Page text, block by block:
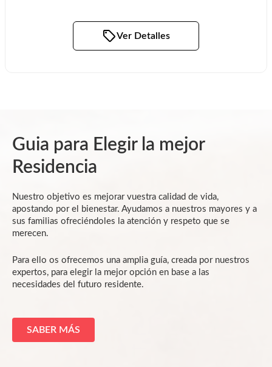
Ver Detalles
Guia para Elegir la mejor
Residencia
Nuestro objetivo es mejorar vuestra calidad de vida,
apostando por el bienestar. Ayudamos a nuestros mayores y a
sus familias ofreciéndoles la atención y respeto que se
merecen.
Para ello os ofrecemos una amplia guía, creada por nuestros
expertos, para elegir la mejor opción en base a las
necesidades del futuro residente.
SABER MÁS